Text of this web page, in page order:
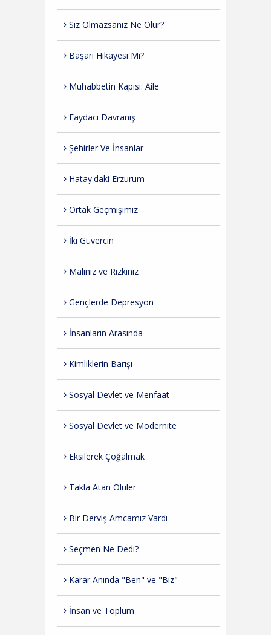
Siz Olmazsanız Ne Olur?
Başarı Hikayesi Mi?
Muhabbetin Kapısı: Aile
Faydacı Davranış
Şehirler Ve İnsanlar
Hatay'daki Erzurum
Ortak Geçmişimiz
İki Güvercin
Malınız ve Rızkınız
Gençlerde Depresyon
İnsanların Arasında
Kimliklerin Barışı
Sosyal Devlet ve Menfaat
Sosyal Devlet ve Modernite
Eksilerek Çoğalmak
Takla Atan Ölüler
Bir Derviş Amcamız Vardı
Seçmen Ne Dedi?
Karar Anında "Ben" ve "Biz"
İnsan ve Toplum